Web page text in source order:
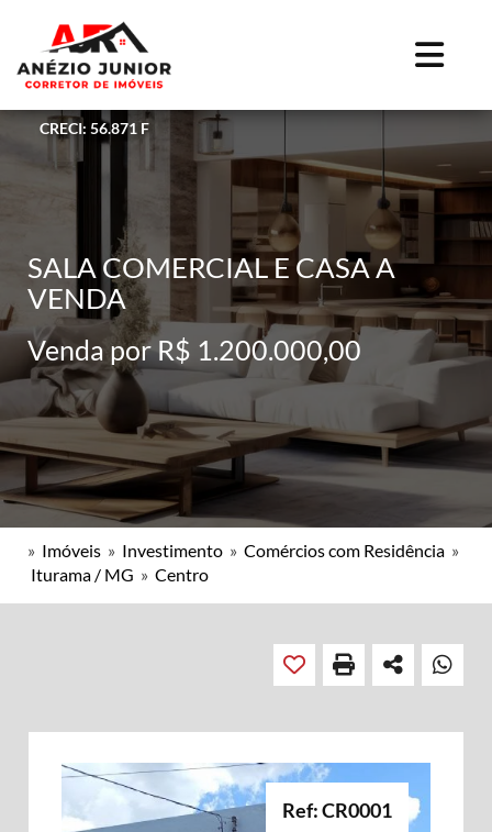
CRECI: 56.871 F
SALA COMERCIAL E CASA A
VENDA
Venda por R$ 1.200.000,00
» Imóveis » Investimento » Comércios com Residência »
Iturama / MG » Centro
Ref: CR0001